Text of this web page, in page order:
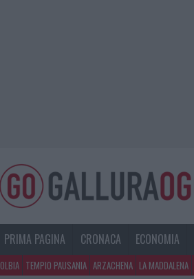
PRIMA PAGINA CRONACA ECONOMIA
OLBIA TEMPIO PAUSANIA ARZACHENA LA MADDALENA